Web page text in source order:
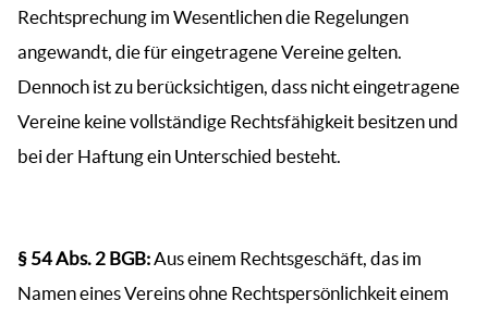
Rechtsprechung im Wesentlichen die Regelungen
angewandt, die für eingetragene Vereine gelten.
Dennoch ist zu berücksichtigen, dass nicht eingetragene
Vereine keine vollständige Rechtsfähigkeit besitzen und
bei der Haftung ein Unterschied besteht.
§ 54 Abs. 2 BGB:Aus einem Rechtsgeschäft, das im
Namen eines Vereins ohne Rechtspersönlichkeit einem